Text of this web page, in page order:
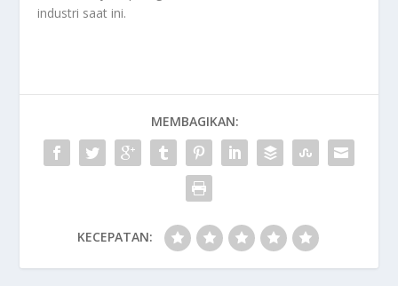
industri saat ini.
MEMBAGIKAN:
KECEPATAN: